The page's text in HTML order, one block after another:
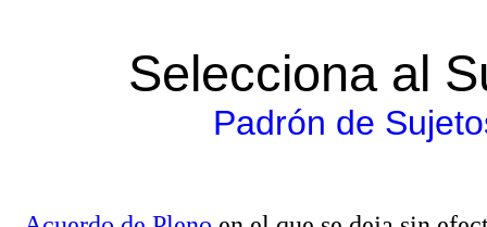
Selecciona al
Padrón de